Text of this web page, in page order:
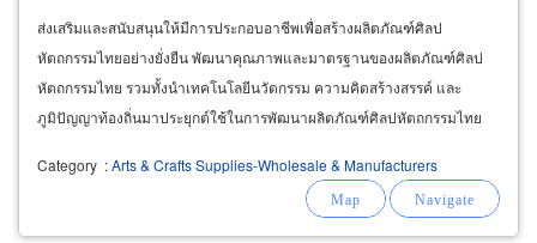
ส่งเสริมและสนับสนุนให้มีการประกอบอาชีพเพื่อสร้างผลิตภัณฑ์ศิลป
หัตถกรรมไทยอย่างยั่งยืน พัฒนาคุณภาพและมาตรฐานของผลิตภัณฑ์ศิลป
หัตถกรรมไทย รวมทั้งนำเทคโนโลยีนวัตกรรม ความคิดสร้างสรรค์ และ
ภูมิปัญญาท้องถิ่นมาประยุกต์ใช้ในการพัฒนาผลิตภัณฑ์ศิลปหัตถกรรมไทย
เปิดและขยายตลาดผลิตภัณฑ์ศิลปหัตถกรรมไทยทั้งในและต่างประเทศ
Category :Arts & Crafts Supplies-Wholesale & Manufacturers